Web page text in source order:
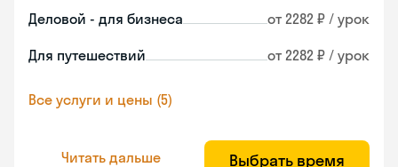
Деловой - для бизнеса от 2282 ₽ / урок
Для путешествий от 2282 ₽ / урок
Все услуги и цены (5)
Читать дальше Выбрать время